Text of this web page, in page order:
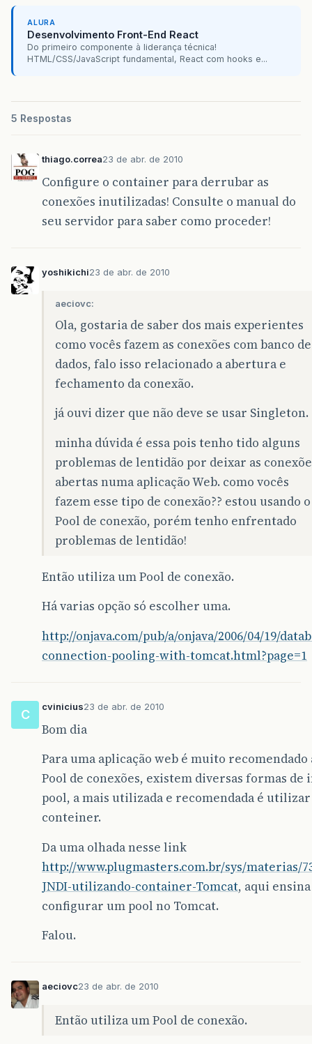
ALURA
Desenvolvimento Front-End React
Do primeiro componente à liderança técnica!
HTML/CSS/JavaScript fundamental, React com hooks e...
5 Respostas
thiago.correa23 de abr. de 2010
Configure o container para derrubar as
conexões inutilizadas! Consulte o manual do
seu servidor para saber como proceder!
yoshikichi23 de abr. de 2010
aeciovc:
Ola, gostaria de saber dos mais experientes
como vocês fazem as conexões com banco de
dados, falo isso relacionado a abertura e
fechamento da conexão.
já ouvi dizer que não deve se usar Singleton.
minha dúvida é essa pois tenho tido alguns
problemas de lentidão por deixar as
abertas numa aplicação Web. como vocês
fazem esse tipo de conexão?? estou usando o
Pool de conexão, porém tenho enfrentado
problemas de lentidão!
Então utiliza um Pool de conexão.
Há varias opção só escolher uma.
http://onjava.com/pub/a/onjava/2006/04/19/
connection-pooling-with-tomcat.html?page=1
C
cvinicius23 de abr. de 2010
Bom dia
Para uma aplicação web é muito
Pool de conexões, existem diversas formas
pool, a mais utilizada e recomendada é
conteiner.
Da uma olhada nesse link
http://www.plugmasters.com.br/sys/materias/
JNDI-utilizando-container-Tomcat, aqui
configurar um pool no Tomcat.
Falou.
aeciovc23 de abr. de 2010
Então utiliza um Pool de conexão.